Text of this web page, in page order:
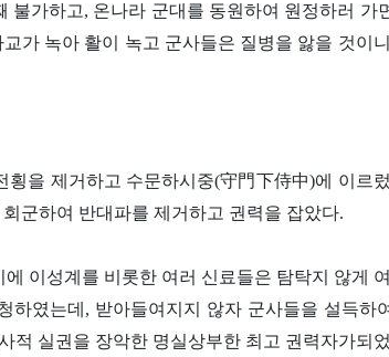
가하고, 온나라 군대를 동원하여 원정하러 가
가 녹아 활이 녹고 군사들은 질병을 앓을 것이
을 제거하고 수문하시중(守門下侍中)에 이르
군하여 반대파를 제거하고 권력을 잡았다.
이성계를 비롯한 여러 신료들은 탐탁지 않게 여
하였는데, 받아들여지지 않자 군사들을 설득하
적 실권을 장악한 명실상부한 최고 권력자가되